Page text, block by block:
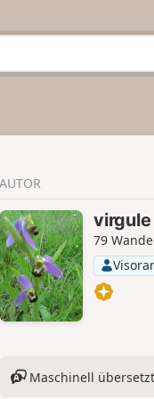
AUTOR
virgule
79
Maschinell